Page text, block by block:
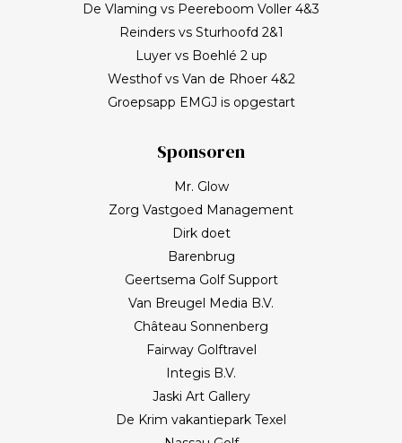
De Vlaming vs Peereboom Voller 4&3
Reinders vs Sturhoofd 2&1
Luyer vs Boehlé 2 up
Westhof vs Van de Rhoer 4&2
Groepsapp EMGJ is opgestart
Sponsoren
Mr. Glow
Zorg Vastgoed Management
Dirk doet
Barenbrug
Geertsema Golf Support
Van Breugel Media B.V.
Château Sonnenberg
Fairway Golftravel
Integis B.V.
Jaski Art Gallery
De Krim vakantiepark Texel